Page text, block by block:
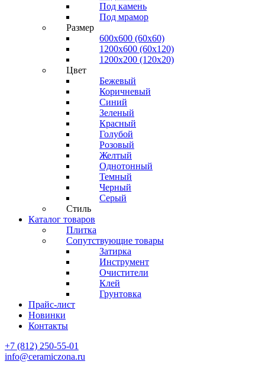
Под камень
Под мрамор
Размер
600х600 (60х60)
1200х600 (60х120)
1200х200 (120x20)
Цвет
Бежевый
Коричневый
Синий
Зеленый
Красный
Голубой
Розовый
Желтый
Однотонный
Темный
Черный
Серый
Стиль
Каталог товаров
Плитка
Сопутствующие товары
Затирка
Инструмент
Очистители
Клей
Грунтовка
Прайс-лист
Новинки
Контакты
+7 (812) 250-55-01
info@ceramiczona.ru